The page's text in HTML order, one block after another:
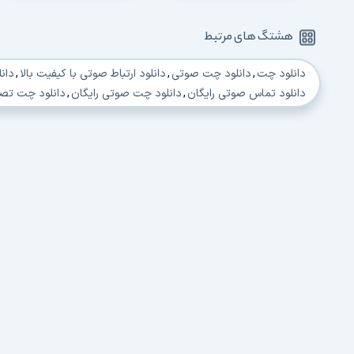
هشتگ های مرتبط
دانلود چت,دانلود چت صوتی,دانلود ارتباط صوتی با کیفیت بالا,
دانلود تماس صوتی رایگان,دانلود چت صوتی رایگان,دانلود چت
دانلود چت صوتی بدون قطعی,